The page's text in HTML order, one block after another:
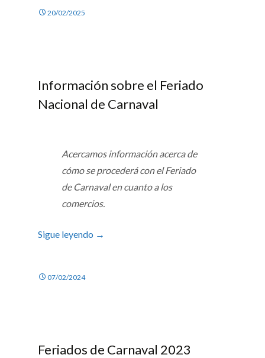
20/02/2025
Información sobre el Feriado
Nacional de Carnaval
Acercamos información acerca de
cómo se procederá con el Feriado
de Carnaval en cuanto a los
comercios.
Sigue leyendo →
07/02/2024
Feriados de Carnaval 2023